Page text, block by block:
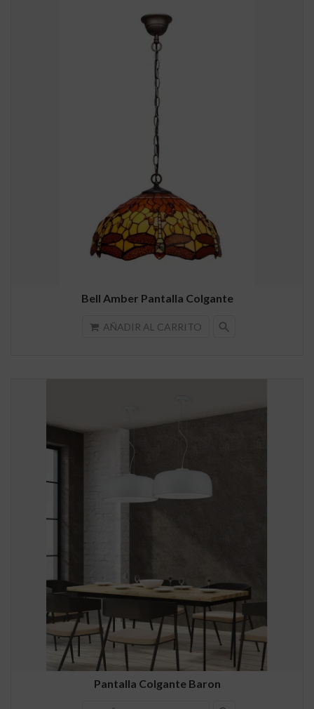
Bell Amber Pantalla Colgante
AÑADIR AL CARRITO search
Pantalla Colgante Baron